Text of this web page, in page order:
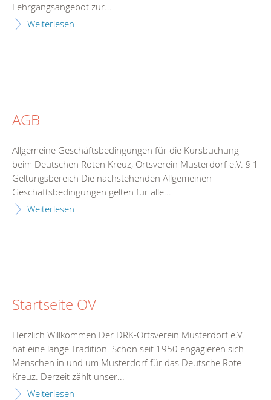
Lehrgangsangebot zur...
Weiterlesen
AGB
Allgemeine Geschäftsbedingungen für die Kursbuchung
beim Deutschen Roten Kreuz, Ortsverein Musterdorf e.V. § 1
Geltungsbereich Die nachstehenden Allgemeinen
Geschäftsbedingungen gelten für alle...
Weiterlesen
Startseite OV
Herzlich Willkommen Der DRK-Ortsverein Musterdorf e.V.
hat eine lange Tradition. Schon seit 1950 engagieren sich
Menschen in und um Musterdorf für das Deutsche Rote
Kreuz. Derzeit zählt unser...
Weiterlesen